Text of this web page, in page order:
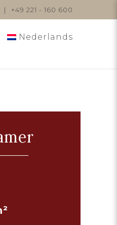
+49 221 - 160 600
|
Nederlands